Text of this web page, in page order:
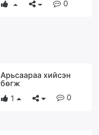
0
Арьсаараа хийсэн
бөгж
1
0